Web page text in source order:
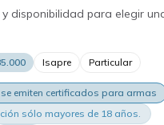
disponibilidad para elegir
Isapre Particular
emiten certificados para armas
sólo mayores de 18 años.